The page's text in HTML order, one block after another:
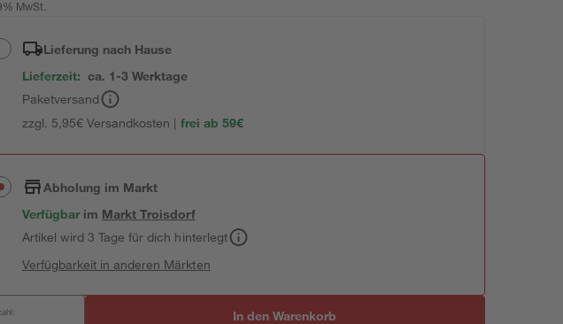
MwSt.
Lieferung nach Hause
Lieferzeit: ca. 1-3 Werktage
Paketversand
zzgl. 5,95€ Versandkosten | frei ab 59€
Abholung im Markt
Verfügbar im MarktTroisdorf
Artikel wird 3 Tage für dich hinterlegt
Verfügbarkeit in anderen Märkten
In den Warenkorb